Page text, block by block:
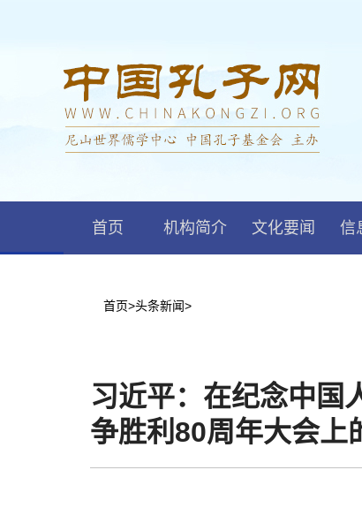
首页 机构简介 文化要闻 信
首页>头条新闻>
习近平：在纪念中国
争胜利80周年大会上